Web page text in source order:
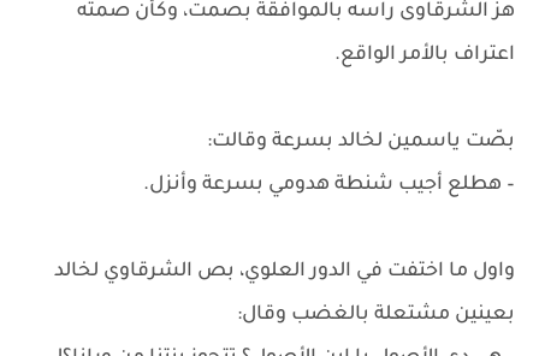
هز الشرقاوى راسه بالموافقة بصمت، وكأن صمته
اعتراف بالأمر الواقع.
بصّت ياسمين لخالد بسرعة وقالت:
– هطلع أجيب شنطة هدومي بسرعة وأنزل.
واول ما اختفت في الدور العلوي، بص الشرقاوي لخالد
بعينين مشتعلة بالغضب وقال: